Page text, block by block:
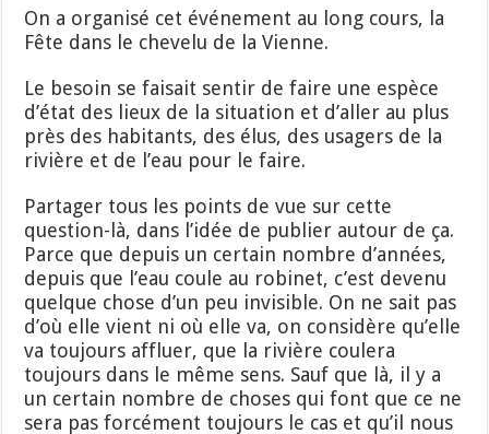
On a organisé cet événement au long cours, la
Fête dans le chevelu de la Vienne.
Le besoin se faisait sentir de faire une espèce
d’état des lieux de la situation et d’aller au plus
près des habitants, des élus, des usagers de la
rivière et de l’eau pour le faire.
Partager tous les points de vue sur cette
question-là, dans l’idée de publier autour de ça.
Parce que depuis un certain nombre d’années,
depuis que l’eau coule au robinet, c’est devenu
quelque chose d’un peu invisible. On ne sait pas
d’où elle vient ni où elle va, on considère qu’elle
va toujours affluer, que la rivière coulera
toujours dans le même sens. Sauf que là, il y a
un certain nombre de choses qui font que ce ne
sera pas forcément toujours le cas et qu’il nous